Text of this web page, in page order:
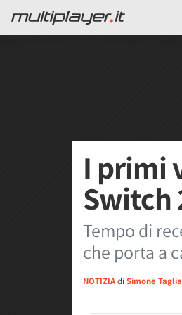
I primi
Switch
Tempo di
che porta a
NOTIZIAdi Simone